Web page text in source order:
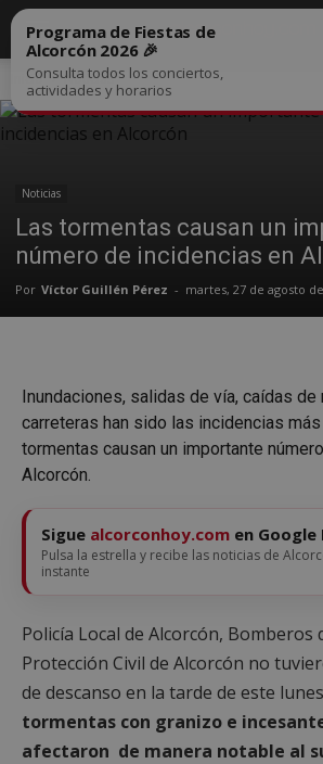
Inicio Noticias
Noticias
Las tormentas causan un
número de incidencias en
Por Víctor Guillén Pérez - martes, 27 de agosto
Programa de Fiestas de
Alcorcón 2026 🎉
Consulta todos los conciertos,
actividades y horarios
Inundaciones, salidas de vía, caídas de
carreteras han sido las incidencias
tormentas causan un importante
Alcorcón.
Sigue alcorconhoy.com en Google
Pulsa la estrella y recibe las noticias de
instante
Policía Local de Alcorcón, Bomberos
Protección Civil de Alcorcón no
de descanso en la tarde de este
tormentas con granizo e
afectaron de manera notable al